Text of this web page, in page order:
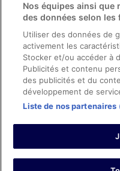
Annuler votre réservation
Échéances de remboursement
Utiliser un coupon ebookers
Electron, CartaSi, Carte
© 2026 Expedia, Inc., une
réservés. ebookers et le logo
commerciales ou des
Nos équipes ainsi que
des données selon les
Utiliser des données de
activement les
Stocker et/ou accéder à
Publicités et contenu
des publicités et du
développement de
Liste de nos partenaires